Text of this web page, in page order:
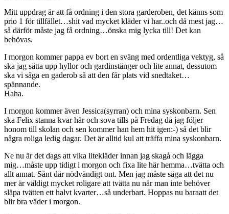
Mitt uppdrag är att få ordning i den stora garderoben, det känns som
prio 1 för tillfället…shit vad mycket kläder vi har..och då mest jag…
så därför måste jag få ordning…önska mig lycka till! Det kan
behövas.
I morgon kommer pappa ev bort en sväng med ordentliga vektyg, så
ska jag sätta upp hyllor och gardinstänger och lite annat, dessutom
ska vi såga en gaderob så att den får plats vid snedtaket…
spännande.
Haha.
I morgon kommer även Jessica(syrran) och mina syskonbarn. Sen
ska Felix stanna kvar här och sova tills på Fredag då jag följer
honom till skolan och sen kommer han hem hit igen:-) så det blir
några roliga ledig dagar. Det är alltid kul att träffa mina syskonbarn.
Ne nu är det dags att vika litekläder innan jag skagå och lägga
mig…måste upp tidigt i morgon och fixa lite här hemma…tvätta och
allt annat. Sånt där nödvändigt ont. Men jag måste säga att det nu
mer är väldigt mycket roligare att tvätta nu när man inte behöver
släpa tvätten ett halvt kvarter…så underbart. Hoppas nu baraatt det
blir bra väder i morgon.